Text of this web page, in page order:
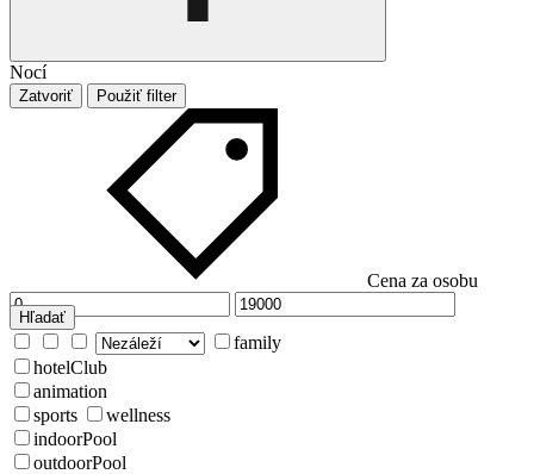
Nocí
Zatvoriť Použiť filter
Cena za osobu
Hľadať
family
hotelClub
animation
sports
wellness
indoorPool
outdoorPool